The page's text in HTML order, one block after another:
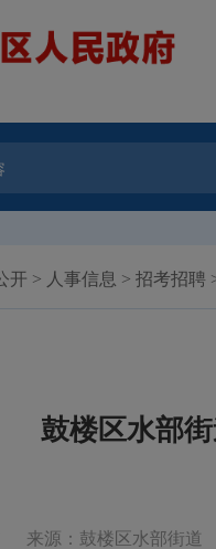
开 > 人事信息 > 招考招聘
鼓楼区水部
来源：鼓楼区水部街道